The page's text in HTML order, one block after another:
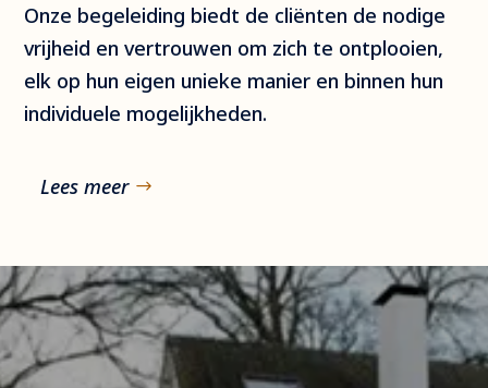
Onze begeleiding biedt de cliënten de nodige
vrijheid en vertrouwen om zich te ontplooien,
elk op hun eigen unieke manier en binnen hun
individuele mogelijkheden.
Lees meer